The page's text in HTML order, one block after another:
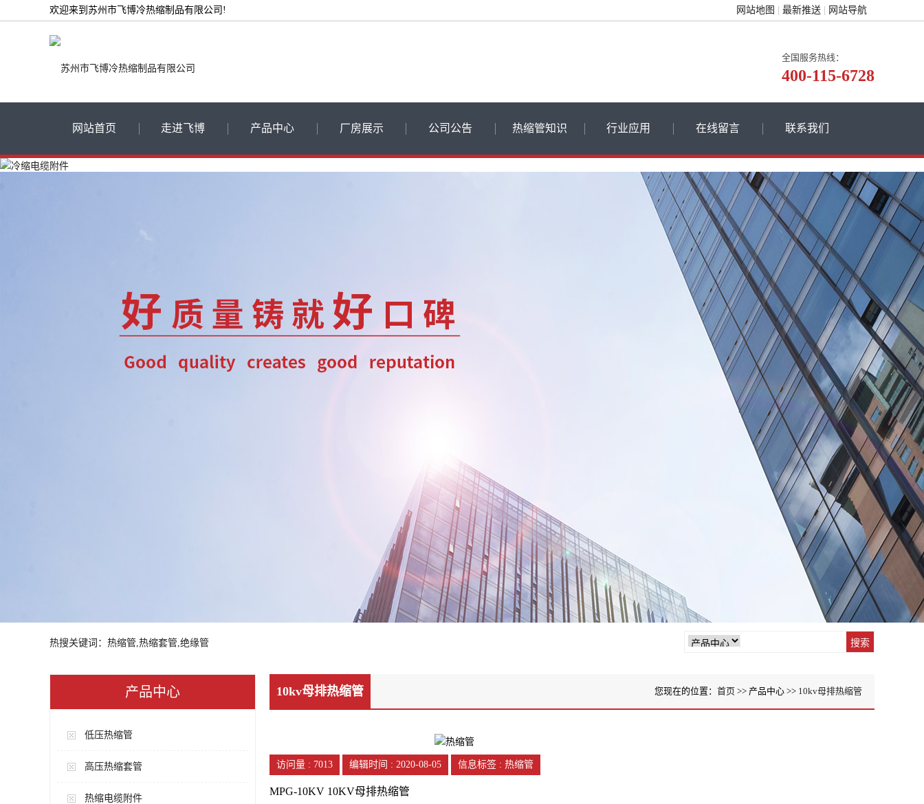
欢迎来到苏州市飞博冷热缩制品有限公司! 网站地图 最新推送 网站导航
全国服务热线：
400-115-6728
网站首页 走进飞博 产品中心
其他冷热缩产品
厂房展示 公司公告 热缩管知识 行业应用 在线留言 联系我们
热搜关键词：热缩管,热缩套管,绝缘管
产品中心
低压热缩管
高压热缩套管
热缩电缆附件
10kv母排热缩管 您现在的位置： 首页 >> 产品中心 >> 10kv母排热缩管
访问量 : 7013 编辑时间 : 2020-08-05 信息标签 : 热缩管
MPG-10KV 10KV母排热缩管